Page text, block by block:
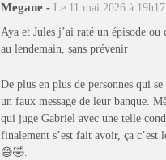
Megane - Le 11 mai 2026 à 19h17
Aya et Jules j’ai raté un épisode
au lendemain, sans prévenir
De plus en plus de personnes qui
un faux message de leur banque.
qui juge Gabriel avec une telle
finalement s’est fait avoir, ça c’est
😅🤣.